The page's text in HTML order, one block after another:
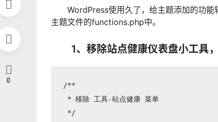
WordPress使用久了，给主题添加的功
主题文件的functions.php中。
1、移除站点健康仪表盘小工具
/**
* 移除 工具-站点健康 菜单
*/
0